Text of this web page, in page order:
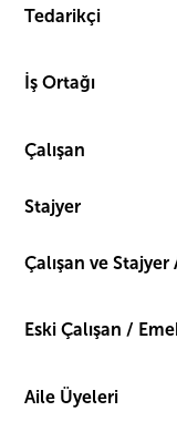
Tedarikçi
İş Ortağı
Çalışan
Stajyer
Çalışan ve Stajyer
Eski Çalışan /
Aile Üyeleri